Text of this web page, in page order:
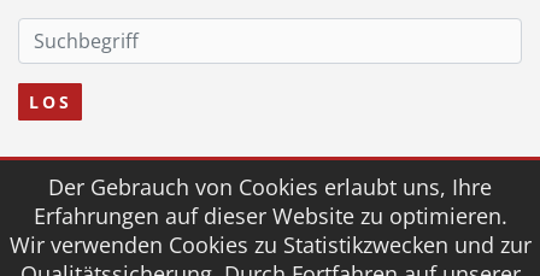
Der Gebrauch von Cookies erlaubt uns, Ihre
Erfahrungen auf dieser Website zu optimieren.
Wir verwenden Cookies zu Statistikzwecken und zur
LOS
© 2026 fairmed Medizintechnik
AGB IMPRESSUM DOWNLOAD